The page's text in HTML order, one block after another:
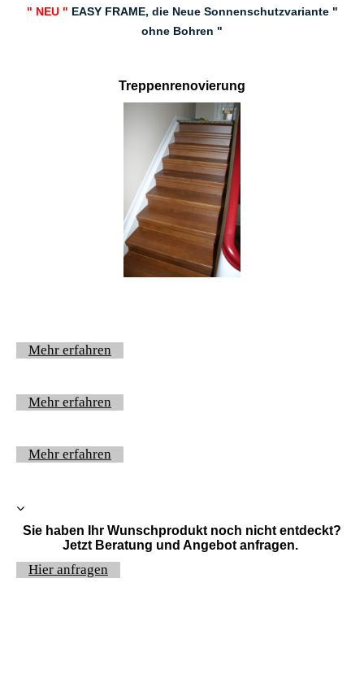
" NEU " EASY FRAME, die Neue Sonnenschutzvariante "
ohne Bohren "
Treppenrenovierung
Mehr erfahren
Mehr erfahren
Mehr erfahren
Sie haben Ihr Wunschprodukt noch nicht entdeckt?
Jetzt Beratung und Angebot anfragen.
Hier anfragen